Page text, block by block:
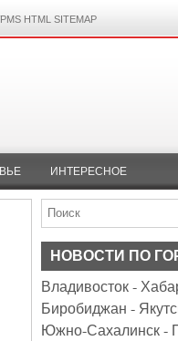
HTML SITEMAP
ИНТЕРЕСНОЕ
НОВОСТИ ПО
Владивосток-
Биробиджан -
Южно-Сахалинск-